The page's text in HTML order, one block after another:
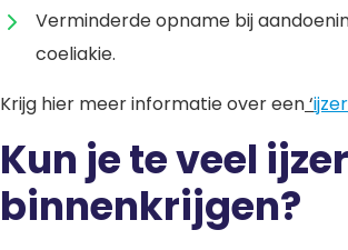
Verminderde opname bij
coeliakie.
Krijg hier meer informatie over een‘
Kun je te veel ijzer
binnenkrijgen?